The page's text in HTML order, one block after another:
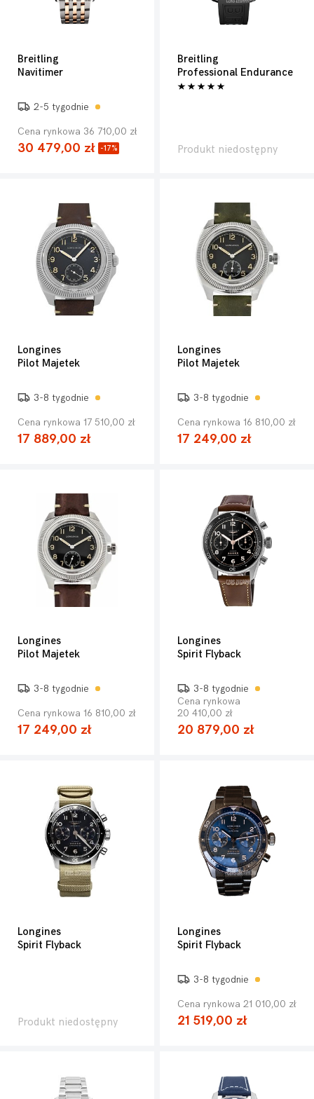
Breitling
Navitimer
2-5 tygodnie
Cena rynkowa 36 710,00 zł
30 479,00 zł -17%
Breitling
Professional Endurance
Produkt niedostępny
Longines
Pilot Majetek
3-8 tygodnie
Cena rynkowa 17 510,00 zł
17 889,00 zł
Longines
Pilot Majetek
3-8 tygodnie
Cena rynkowa 16 810,00 zł
17 249,00 zł
Longines
Pilot Majetek
3-8 tygodnie
Cena rynkowa 16 810,00 zł
17 249,00 zł
Longines
Spirit Flyback
3-8 tygodnie
Cena rynkowa
20 410,00 zł
20 879,00 zł
Longines
Spirit Flyback
Produkt niedostępny
Longines
Spirit Flyback
3-8 tygodnie
Cena rynkowa 21 010,00 zł
21 519,00 zł